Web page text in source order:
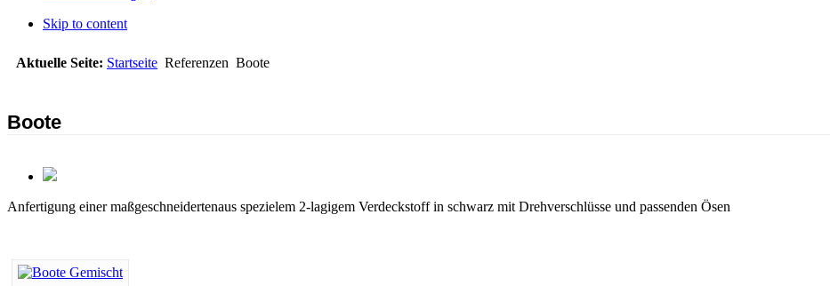
Skip to content
Aktuelle Seite: Startseite Referenzen Boote
Boote
Anfertigung einer maßgeschneidertenaus spezielem 2-lagigem Verdeckstoff in schwarz mit Drehverschlüsse und passenden Ösen